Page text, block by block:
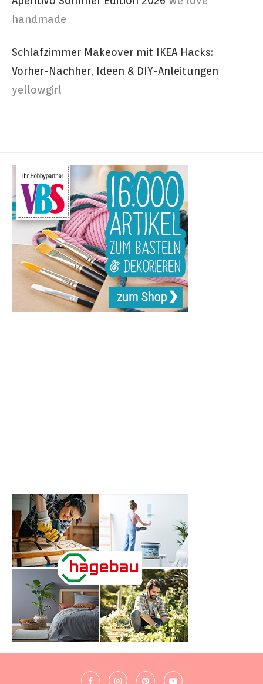
handmade
Schlafzimmer Makeover mit IKEA Hacks:
Vorher-Nachher, Ideen & DIY-Anleitungen
yellowgirl